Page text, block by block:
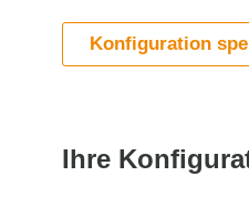
Konfiguration
Ihre